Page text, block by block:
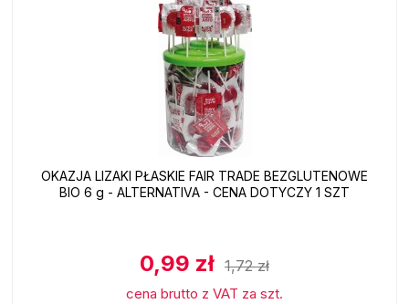
OKAZJA LIZAKI PŁASKIE FAIR TRADE BEZGLUTENOWE
BIO 6 g - ALTERNATIVA - CENA DOTYCZY 1 SZT
0,99 zł 1,72 zł
cena brutto z VAT za szt.